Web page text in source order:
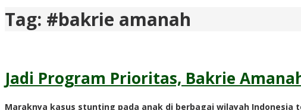
Tag: #bakrie amanah
Jadi Program Prioritas, Bakrie
Maraknya kasus stunting pada anak di berbagai wilayah